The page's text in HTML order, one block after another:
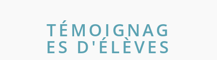
TÉMOIGNAG
ES D'ÉLÈVES